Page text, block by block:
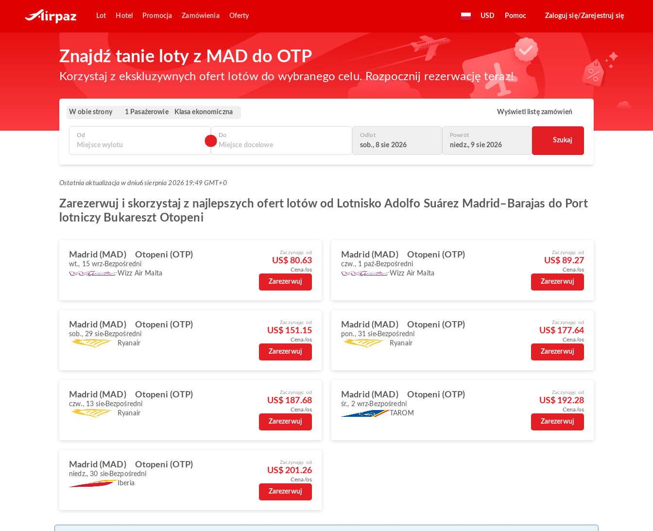
Lot Hotel Promocja Zamówienia Oferty USD Pomoc Zaloguj się/Zarejestruj się
Znajdź tanie loty z MAD do OTP
Korzystaj z ekskluzywnych ofert lotów do wybranego celu. Rozpocznij rezerwację teraz!
W obie strony 1 Pasażerowie Klasa ekonomiczna Wyświetl listę zamówień
Od Do Odlot
sob., 8 sie 2026
Powrót
niedz., 9 sie 2026
Szukaj
Ostatnia aktualizacja w dniu6 sierpnia 2026 19:49 GMT+0
Zarezerwuj i skorzystaj z najlepszych ofert lotów od Lotnisko Adolfo Suárez Madrid–Barajas do Port
lotniczy Bukareszt Otopeni
Madrid (MAD) Otopeni (OTP)
wt., 15 wrz Bezpośredni
Wizz Air Malta
Zaczynając od
US$ 80.63
Cena/os
Zarezerwuj
Madrid (MAD) Otopeni (OTP)
czw., 1 paź Bezpośredni
Wizz Air Malta
Zaczynając od
US$ 89.27
Cena/os
Zarezerwuj
Madrid (MAD) Otopeni (OTP)
sob., 29 sie Bezpośredni
Ryanair
Zaczynając od
US$ 151.15
Cena/os
Zarezerwuj
Madrid (MAD) Otopeni (OTP)
pon., 31 sie Bezpośredni
Ryanair
Zaczynając od
US$ 177.64
Cena/os
Zarezerwuj
Madrid (MAD) Otopeni (OTP)
czw., 13 sie Bezpośredni
Ryanair
Zaczynając od
US$ 187.68
Cena/os
Zarezerwuj
Madrid (MAD) Otopeni (OTP)
śr., 2 wrz Bezpośredni
TAROM
Zaczynając od
US$ 192.28
Cena/os
Zarezerwuj
Madrid (MAD) Otopeni (OTP)
niedz., 30 sie Bezpośredni
Iberia
Zaczynając od
US$ 201.26
Cena/os
Zarezerwuj